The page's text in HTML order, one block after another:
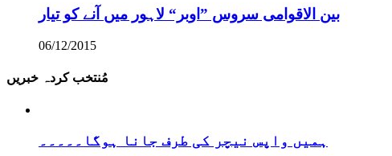
بین الاقوامی سروس ”اوبر“ لاہور میں آنے کو تیار
06/12/2015
مُنتخب کردہ خبریں
ہمیں واپس نیچر کی طرف جانا ہوگا۔۔۔۔۔